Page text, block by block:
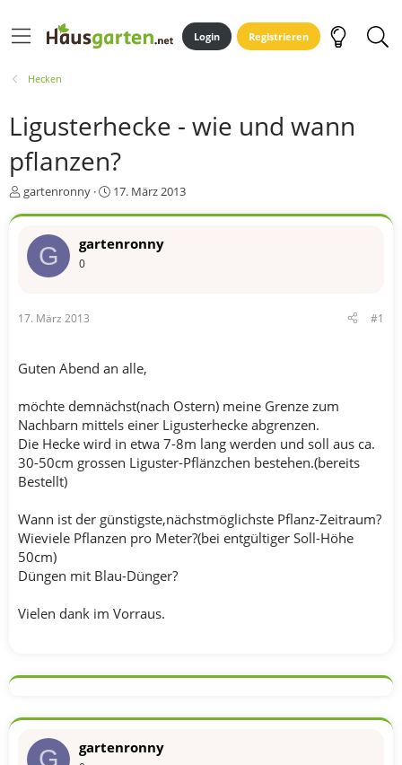
Login Registrieren
Hecken
Ligusterhecke - wie und wann
pflanzen?
E
e
r
gartenronny
E
t
17. März 2013
G gartenronny
0
17. März 2013 #1
Guten Abend an alle,
möchte demnächst(nach Ostern) meine Grenze zum
Nachbarn mittels einer Ligusterhecke abgrenzen.
Die Hecke wird in etwa 7-8m lang werden und soll aus ca.
30-50cm grossen Liguster-Pflänzchen bestehen.(bereits
Bestellt)
Wann ist der günstigste,nächstmöglichste Pflanz-Zeitraum?
Wieviele Pflanzen pro Meter?(bei entgültiger Soll-Höhe
50cm)
Düngen mit Blau-Dünger?
Vielen dank im Vorraus.
G gartenronny